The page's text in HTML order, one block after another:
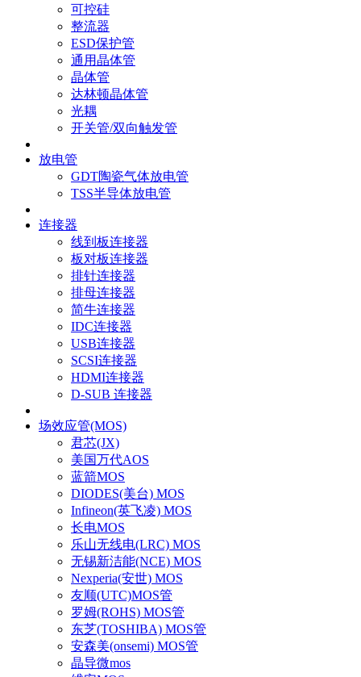
可控硅
整流器
ESD保护管
通用晶体管
晶体管
达林顿晶体管
光耦
开关管/双向触发管
放电管
GDT陶瓷气体放电管
TSS半导体放电管
连接器
线到板连接器
板对板连接器
排针连接器
排母连接器
简牛连接器
IDC连接器
USB连接器
SCSI连接器
HDMI连接器
D-SUB 连接器
场效应管(MOS)
君芯(JX)
美国万代AOS
蓝箭MOS
DIODES(美台) MOS
Infineon(英飞凌) MOS
长电MOS
乐山无线电(LRC) MOS
无锡新洁能(NCE) MOS
Nexperia(安世) MOS
友顺(UTC)MOS管
罗姆(ROHS) MOS管
东芝(TOSHIBA) MOS管
安森美(onsemi) MOS管
晶导微mos